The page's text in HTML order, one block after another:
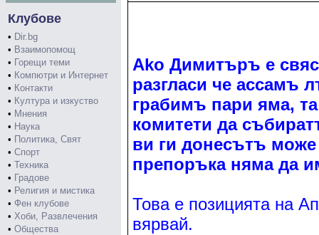
Клубове
• Dir.bg
• Взаимопомощ
• Горещи теми
• Компютри и Интернет
• Контакти
• Култура и изкуство
• Мнения
• Наука
• Политика, Свят
• Спорт
• Техника
• Градове
• Религия и мистика
• Фен клубове
• Хоби, Развлечения
• Общества
Ako Димитъръ е
разгласи че ассамъ
грабимъ пари яма,
комитети да
ви ги донесътъ
препоръка няма да
Това е позицията на
вярвай.